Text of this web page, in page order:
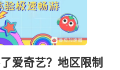
爱奇艺？地区限制